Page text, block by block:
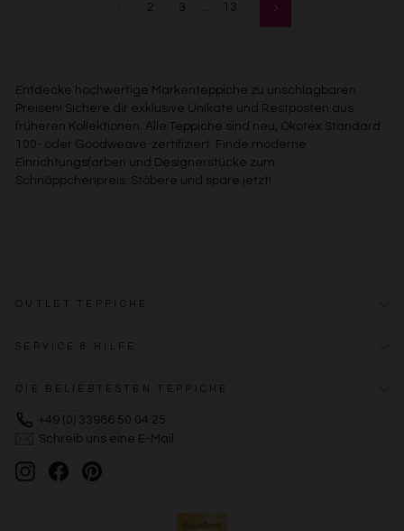
2 3 … 13 Vorwärts
Entdecke hochwertige Markenteppiche zu unschlagbaren
Preisen! Sichere dir exklusive Unikate und Restposten aus
früheren Kollektionen. Alle Teppiche sind neu, Ökotex Standard
100- oder Goodweave-zertifiziert. Finde moderne
Einrichtungsfarben und Designerstücke zum
Schnäppchenpreis. Stöbere und spare jetzt!
OUTLET TEPPICHE
SERVICE & HILFE
DIE BELIEBTESTEN TEPPICHE
+49 (0) 33986 50 04 25
Schreib uns eine E-Mail
InstagramFacebookPinterest